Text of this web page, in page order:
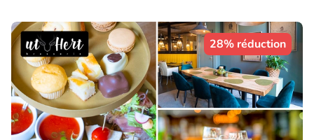
28% réduction